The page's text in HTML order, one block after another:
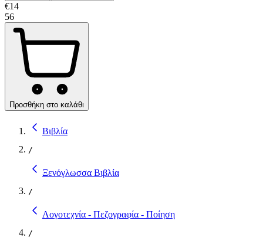
€14
56
Προσθήκη στο καλάθι
Βιβλία
/
Ξενόγλωσσα Βιβλία
/
Λογοτεχνία - Πεζογραφία - Ποίηση
/